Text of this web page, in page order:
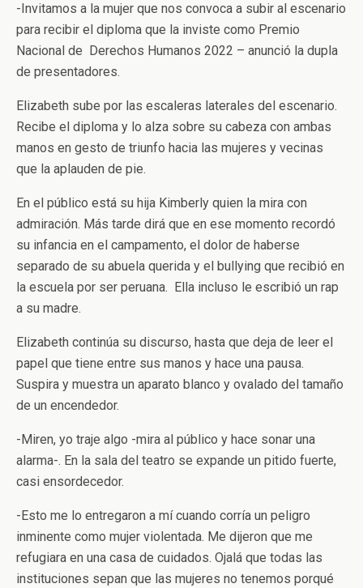
-Invitamos a la mujer que nos convoca a subir al escenario
para recibir el diploma que la inviste como Premio
Nacional de Derechos Humanos 2022 – anunció la dupla
de presentadores.
Elizabeth sube por las escaleras laterales del escenario.
Recibe el diploma y lo alza sobre su cabeza con ambas
manos en gesto de triunfo hacia las mujeres y vecinas
que la aplauden de pie.
En el público está su hija Kimberly quien la mira con
admiración. Más tarde dirá que en ese momento recordó
su infancia en el campamento, el dolor de haberse
separado de su abuela querida y el bullying que recibió en
la escuela por ser peruana. Ella incluso le escribió un rap
a su madre.
Elizabeth continúa su discurso, hasta que deja de leer el
papel que tiene entre sus manos y hace una pausa.
Suspira y muestra un aparato blanco y ovalado del tamaño
de un encendedor.
-Miren, yo traje algo -mira al público y hace sonar una
alarma-. En la sala del teatro se expande un pitido fuerte,
casi ensordecedor.
-Esto me lo entregaron a mí cuando corría un peligro
inminente como mujer violentada. Me dijeron que me
refugiara en una casa de cuidados. Ojalá que todas las
instituciones sepan que las mujeres no tenemos porqué